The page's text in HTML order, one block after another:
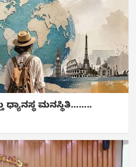
ಧ್ಯಾನಸ್ಥ ಮನಸ್ಥಿತಿ……..